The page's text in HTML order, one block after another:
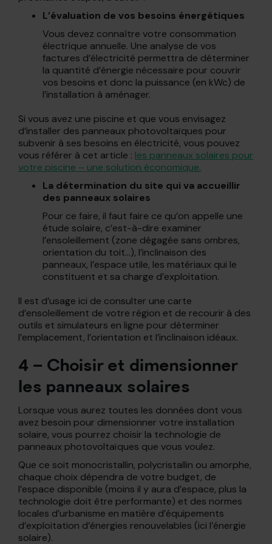
L’évaluation de vos besoins énergétiques
Vous devez connaître votre consommation
électrique annuelle. Une analyse de vos
factures d’électricité permettra de déterminer
la quantité d’énergie nécessaire pour couvrir
vos besoins et donc la puissance (en kWc) de
l’installation à aménager.
Si vous avez une piscine et que vous envisagez
d’installer des panneaux photovoltaïques pour
subvenir à ses besoins en électricité, vous pouvez
vous référer à cet article : les panneaux solaires pour
votre piscine – une solution économique.
La détermination du site qui va accueillir
des panneaux solaires
Pour ce faire, il faut faire ce qu’on appelle une
étude solaire, c’est-à-dire examiner
l’ensoleillement (zone dégagée sans ombres,
orientation du toit…), l’inclinaison des
panneaux, l’espace utile, les matériaux qui le
constituent et sa charge d’exploitation.
Il est d’usage ici de consulter une carte
d’ensoleillement de votre région et de recourir à des
outils et simulateurs en ligne pour déterminer
l’emplacement, l’orientation et l’inclinaison idéaux.
4 – Choisir et dimensionner
les panneaux solaires
Lorsque vous aurez toutes les données dont vous
avez besoin pour dimensionner votre installation
solaire, vous pourrez choisir la technologie de
panneaux photovoltaïques que vous voulez.
Que ce soit monocristallin, polycristallin ou amorphe,
chaque choix dépendra de votre budget, de
l’espace disponible (moins il y aura d’espace, plus la
technologie doit être performante) et des normes
locales d’urbanisme en matière d’équipements
d’exploitation d’énergies renouvelables (ici l’énergie
solaire).